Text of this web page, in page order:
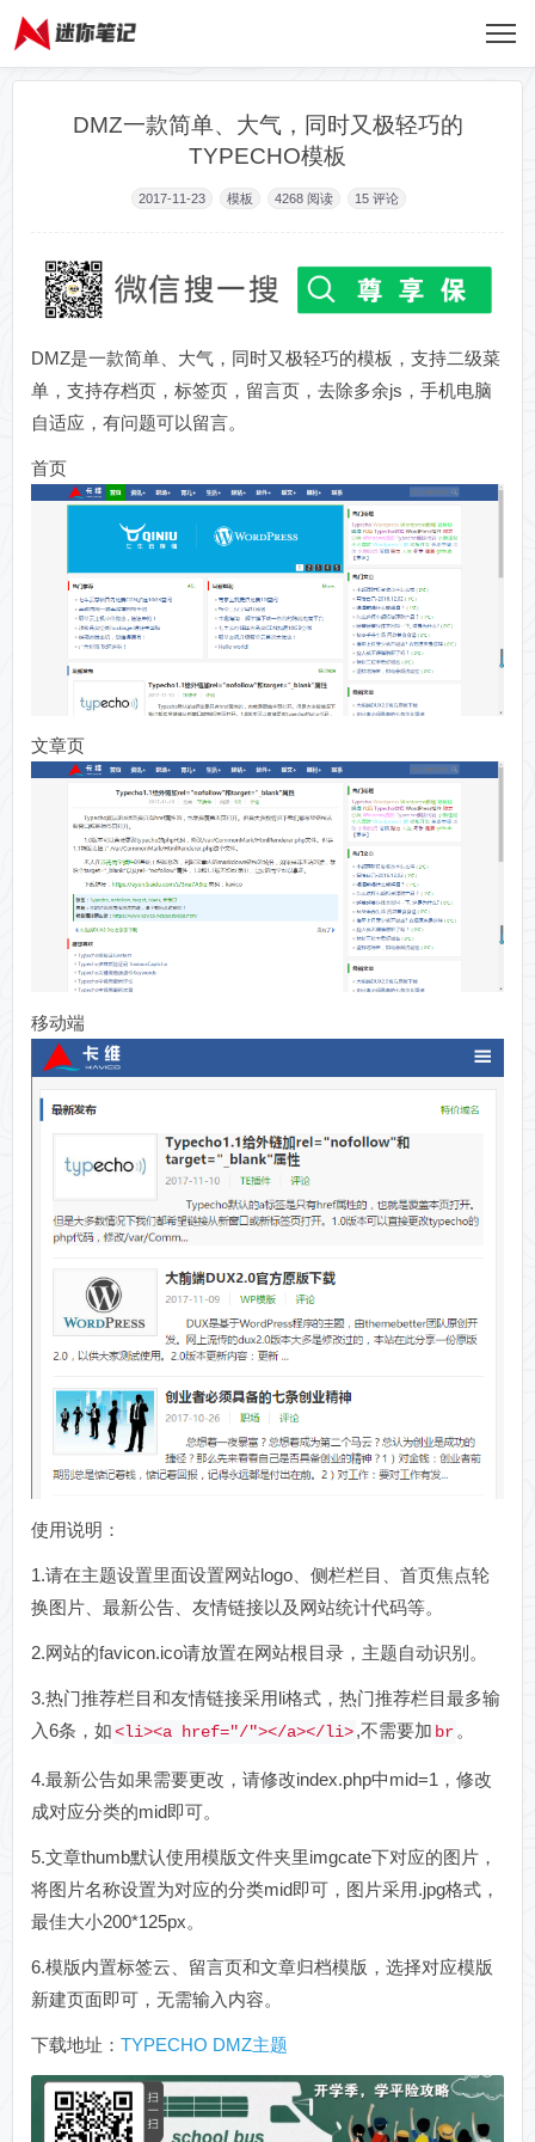
DMZ一款简单、大气，同时又极轻巧的
TYPECHO模板
2017-11-23 模板 4268阅读 15 评论
DMZ是一款简单、大气，同时又极轻巧的模板，支持二级菜
单，支持存档页，标签页，留言页，去除多余js，手机电脑
自适应，有问题可以留言。
首页
文章页
移动端
使用说明：
1.请在主题设置里面设置网站logo、侧栏栏目、首页焦点轮
换图片、最新公告、友情链接以及网站统计代码等。
2.网站的favicon.ico请放置在网站根目录，主题自动识别。
3.热门推荐栏目和友情链接采用li格式，热门推荐栏目最多输
入6条，如<li><a href="/"></a></li>,不需要加 br 。
4.最新公告如果需要更改，请修改index.php中mid=1，修改
成对应分类的mid即可。
5.文章thumb默认使用模版文件夹里imgcate下对应的图片，
将图片名称设置为对应的分类mid即可，图片采用.jpg格式，
最佳大小200*125px。
6.模版内置标签云、留言页和文章归档模版，选择对应模版
新建页面即可，无需输入内容。
下载地址： TYPECHO DMZ主题